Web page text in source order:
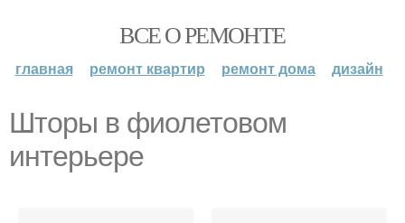
ВСЕ О РЕМОНТЕ
главная ремонт квартир ремонт дома дизайн
Шторы в фиолетовом
интерьере